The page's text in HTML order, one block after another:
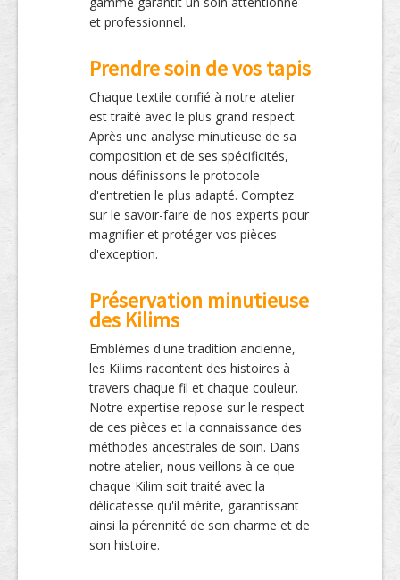
et professionnel.
Prendre soin de vos tapis
Chaque textile confié à notre atelier
est traité avec le plus grand respect.
Après une analyse minutieuse de sa
composition et de ses spécificités,
nous définissons le protocole
d'entretien le plus adapté. Comptez
sur le savoir-faire de nos experts pour
magnifier et protéger vos pièces
d'exception.
Préservation minutieuse
des Kilims
Emblèmes d'une tradition ancienne,
les Kilims racontent des histoires à
travers chaque fil et chaque couleur.
Notre expertise repose sur le respect
de ces pièces et la connaissance des
méthodes ancestrales de soin. Dans
notre atelier, nous veillons à ce que
chaque Kilim soit traité avec la
délicatesse qu'il mérite, garantissant
ainsi la pérennité de son charme et de
son histoire.